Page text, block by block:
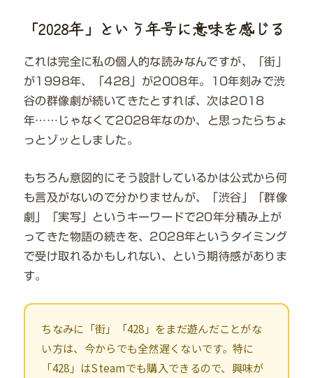
「2028年」という年号に意味を感じる
これは完全に私の個人的な読みなんですが、「街」
が1998年、「428」が2008年。10年刻みで渋
谷の群像劇が続いてきたとすれば、次は2018
年……じゃなくて2028年なのか、と思ったらちょ
っとゾッとしました。
もちろん意図的にそう設計しているかは公式から何
も言及がないので分かりませんが、「渋谷」「群像
劇」「実写」というキーワードで20年分積み上が
ってきた物語の続きを、2028年というタイミング
で受け取れるかもしれない、という期待感がありま
す。
ちなみに「街」「428」をまだ遊んだことがな
い方は、今からでも全然遅くないです。特に
「428」はSteamでも購入できるので、興味が